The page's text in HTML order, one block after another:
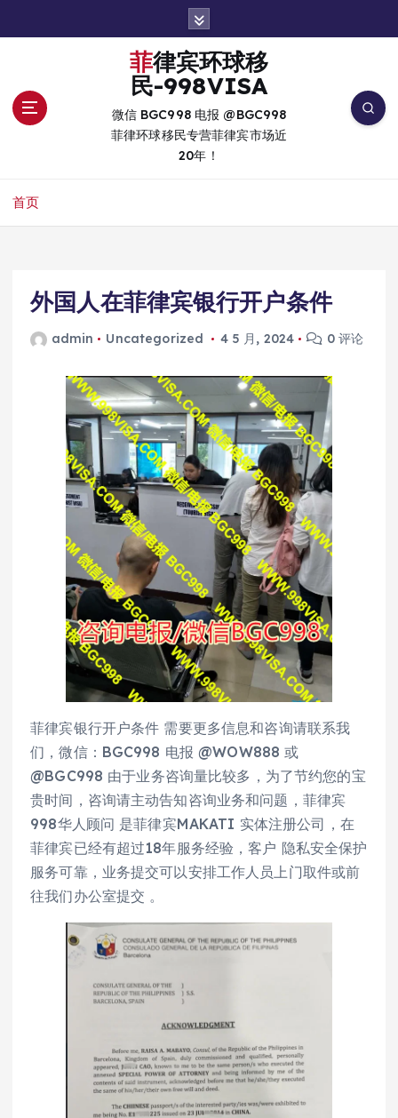
菲律宾环球移
民-998VISA
微信 BGC998 电报 @BGC998
菲律环球移民专营菲律宾市场近
20年！
首页
外国人在菲律宾银行开户条件
admin Uncategorized 4 5 月, 2024 0 评论
菲律宾银行开户条件 需要更多信息和咨询请联系我
们，微信：BGC998 电报 @WOW888 或
@BGC998 由于业务咨询量比较多，为了节约您的宝
贵时间，咨询请主动告知咨询业务和问题，菲律宾
998华人顾问 是菲律宾MAKATI 实体注册公司，在
菲律宾已经有超过18年服务经验，客户 隐私安全保护
服务可靠，业务提交可以安排工作人员上门取件或前
往我们办公室提交 。